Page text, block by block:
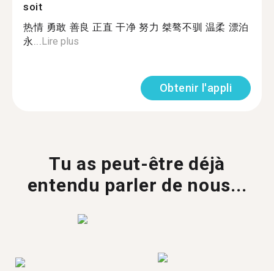
soit
热情 勇敢 善良 正直 干净 努力 桀骜不驯 温柔 漂泊
永...Lire plus
Obtenir l'appli
Tu as peut-être déjà
entendu parler de nous...